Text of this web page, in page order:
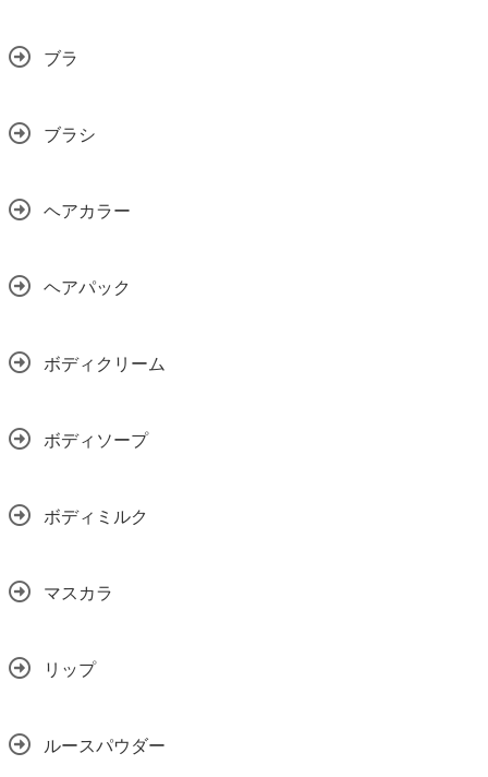
ブラ
ブラシ
ヘアカラー
ヘアパック
ボディクリーム
ボディソープ
ボディミルク
マスカラ
リップ
ルースパウダー